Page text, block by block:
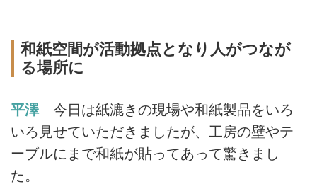
和紙空間が活動拠点となり人がつなが
る場所に
平澤今日は紙漉きの現場や和紙製品をいろ
いろ見せていただきましたが、工房の壁やテ
ーブルにまで和紙が貼ってあって驚きまし
た。